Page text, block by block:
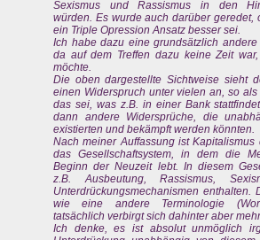
Sexismus und Rassismus in den
würden. Es wurde auch darüber geredet,
ein Triple Opression Ansatz besser sei.
Ich habe dazu eine grundsätzlich andere
da auf dem Treffen dazu keine Zeit
möchte.
Die oben dargestellte Sichtweise sieht
einen Widerspruch unter vielen an, so
das sei, was z.B. in einer Bank
dann andere Widersprüche, die
existierten und bekämpft werden könnten.
Nach meiner Auffassung ist
das Gesellschaftsystem, in dem die
Beginn der Neuzeit lebt. In diesem
z.B. Ausbeutung, Rassismus,
Unterdrückungsmechanismen enthalten.
wie eine andere Terminologie
tatsächlich verbirgt sich dahinter aber
Ich denke, es ist absolut unmöglich